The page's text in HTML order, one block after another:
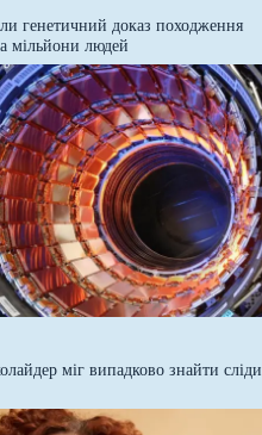
генетичний доказ походження
мільйони людей
міг випадково знайти сліди